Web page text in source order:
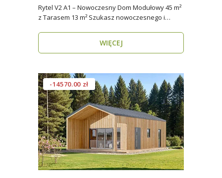
Rytel V2 A1 – Nowoczesny Dom Modułowy 45 m²
z Tarasem 13 m² Szukasz nowoczesnego i
WIĘCEJ
-14570.00 zł